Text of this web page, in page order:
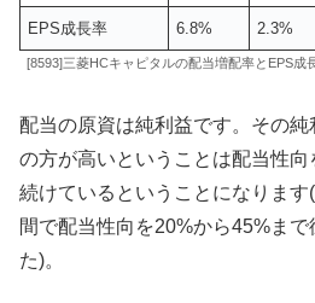
EPS成長率 6.8% 2.3%
[8593]三菱HCキャピタルの配当増配率とEPS成
配当の原資は純利益です。その
の方が高いということは配当性
続けているということになりま
間で配当性向を20%から45%ま
た)。